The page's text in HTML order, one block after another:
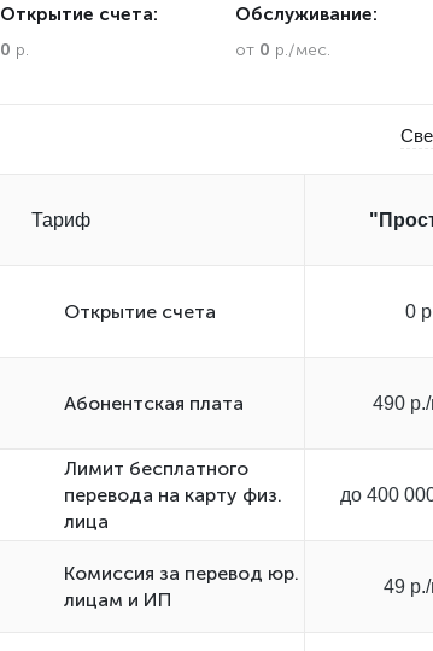
Открытие счета:
0 р.
Обслуживание:
от 0 р./мес.
Тариф
Открытиe счета 0
Абонентская плата 490
Лимит бесплатного
перевода на карту физ.
лица
до 400
Комиссия за перевод юр.
лицам и ИП
49